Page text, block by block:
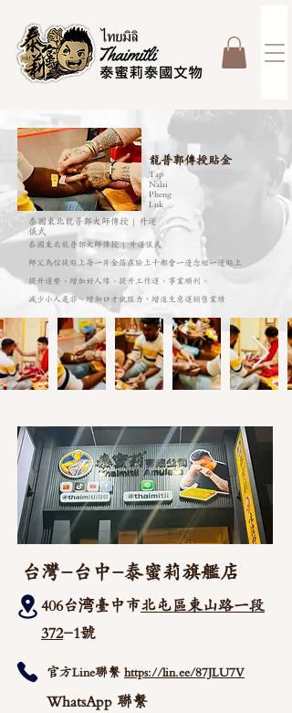
泰國東北龍普郭大師傳授 | 升運
儀式
泰國東北龍普郭大師傳授 | 升運儀式
師父為信徒貼上每一片金箔在臉上千都會一邊念經一邊貼上
提升運勢、增加好人緣、提升工作運、事業順利、
減少小人是非、增加口才說服力，增進生意運銷售業績
龍普郭傳授貼金
Tap
Nalai
Pheng
Luk
台灣-台中-泰蜜莉旗艦店
406台湾臺中市北屯區東山路一段
372-1號
官方Line聯繫 https://lin.ee/87JLU7V
WhatsApp 聯繫